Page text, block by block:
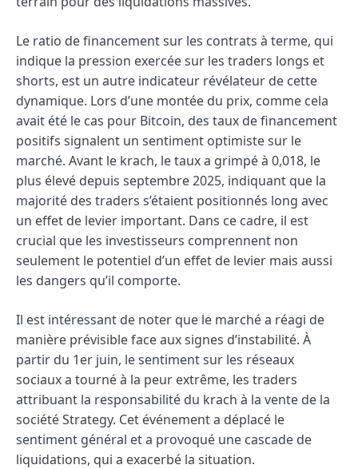
Le ratio de financement sur les contrats à terme, qui
indique la pression exercée sur les traders longs et
shorts, est un autre indicateur révélateur de cette
dynamique. Lors d’une montée du prix, comme cela
avait été le cas pour Bitcoin, des taux de financement
positifs signalent un sentiment optimiste sur le
marché. Avant le krach, le taux a grimpé à 0,018, le
plus élevé depuis septembre 2025, indiquant que la
majorité des traders s’étaient positionnés long avec
un effet de levier important. Dans ce cadre, il est
crucial que les investisseurs comprennent non
seulement le potentiel d’un effet de levier mais aussi
les dangers qu’il comporte.
Il est intéressant de noter que le marché a réagi de
manière prévisible face aux signes d’instabilité. À
partir du 1er juin, le sentiment sur les réseaux
sociaux a tourné à la peur extrême, les traders
attribuant la responsabilité du krach à la vente de la
société Strategy. Cet événement a déplacé le
sentiment général et a provoqué une cascade de
liquidations, qui a exacerbé la situation.